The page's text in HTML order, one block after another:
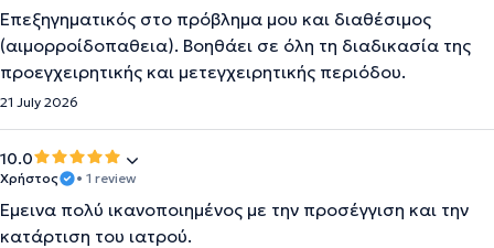
Επεξηγηματικός στο πρόβλημα μου και διαθέσιμος
(αιμορροίδοπαθεια). Βοηθάει σε όλη τη διαδικασία της
προεγχειρητικής και μετεγχειρητικής περιόδου.
21 July 2026
10.0
Χρήστος • 1 review
Έμεινα πολύ ικανοποιημένος με την προσέγγιση και την
κατάρτιση του ιατρού.